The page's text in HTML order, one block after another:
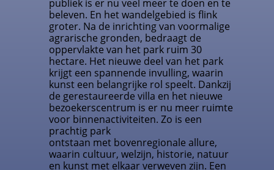
publiek is er nu veel meer te doen en te
beleven. En het wandelgebied is flink
groter. Na de inrichting van voormalige
agrarische gronden, bedraagt de
oppervlakte van het park ruim 30
hectare. Het nieuwe deel van het park
krijgt een spannende invulling, waarin
kunst een belangrijke rol speelt. Dankzij
de gerestaureerde villa en het nieuwe
bezoekerscentrum is er nu meer ruimte
voor binnenactiviteiten. Zo is een
prachtig park
ontstaan met bovenregionale allure,
waarin cultuur, welzijn, historie, natuur
en kunst met elkaar verweven zijn. Een